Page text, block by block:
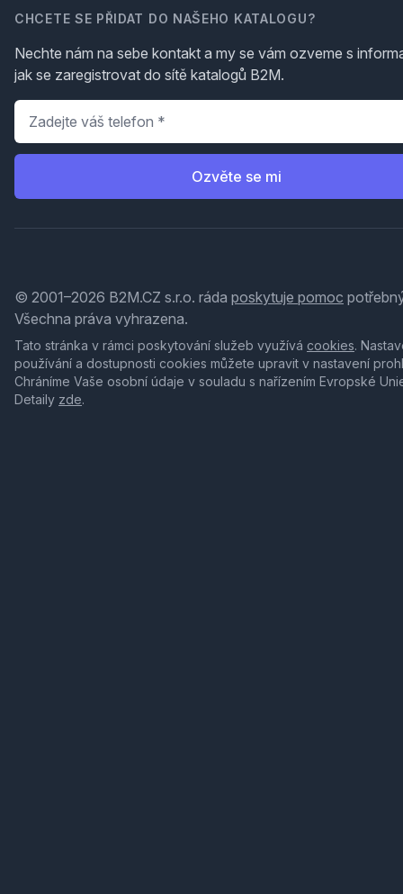
CHCETE SE PŘIDAT DO NAŠEHO KATALOGU?
Nechte nám na sebe kontakt a my se vám ozveme s
jak se zaregistrovat do sítě katalogů B2M.
Telefon
Ozvěte se mi
© 2001–2026 B2M.CZ s.r.o. ráda poskytuje pomoc
Všechna práva vyhrazena.
Tato stránka v rámci poskytování služeb využívá cookies.
používání a dostupnosti cookies můžete upravit v nastavení
Chráníme Vaše osobní údaje v souladu s nařízením Evropské
Detaily zde.